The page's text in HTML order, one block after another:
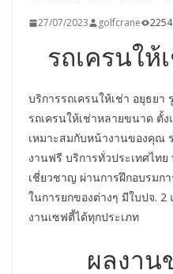
27/07/2023 golfcrane
รถเครนให้
บริการรถเครนให้เช่า อยุธยา
รถเครนให้เช่าหลายขนาด ตั้
เหมาะสมกับหน้างานของคุณ
งานฟรี บริการทั่วประเทศไท
เชี่ยวชาญ ผ่านการฝึกอบรมก
ในการยกของต่างๆ มีใบปจ. 2
งานเซฟตี้ได้ทุกประเภท
ผลงาน